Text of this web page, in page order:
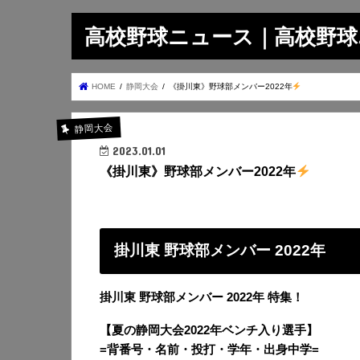
高校野球ニュース｜高校野
HOME 静岡大会 《掛川東》野球部メンバー2022年
静岡大会
2023.01.01
《掛川東》野球部メンバー2022年
掛川東 野球部メンバー 2022年
掛川東 野球部メンバー 2022年 特集！
【夏の静岡大会2022年ベンチ入り選手】
=背番号・名前・投打・学年・出身中学=